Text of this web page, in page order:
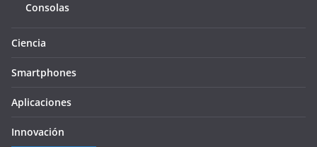
Consolas
Ciencia
Smartphones
Aplicaciones
Innovación